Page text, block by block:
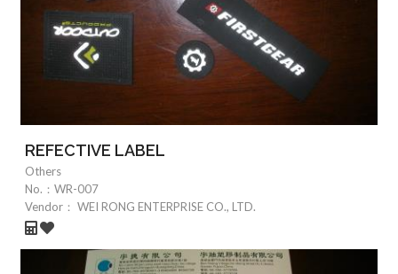
REFECTIVE LABEL
Others
No.： WR-007
Vendor： WEI RONG ENTERPRISE CO., LTD.